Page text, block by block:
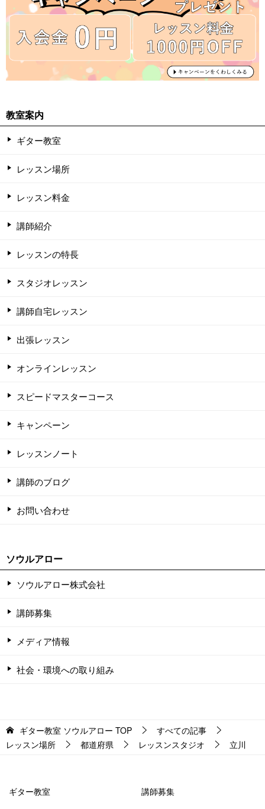
教室案内
ギター教室
レッスン場所
レッスン料金
講師紹介
レッスンの特長
スタジオレッスン
講師自宅レッスン
出張レッスン
オンラインレッスン
スピードマスターコース
キャンペーン
レッスンノート
講師のブログ
お問い合わせ
ソウルアロー
ソウルアロー株式会社
講師募集
メディア情報
社会・環境への取り組み
ギター教室 ソウルアロー TOP
すべての記事
レッスン場所
都道府県 レッスンスタジオ 立川
ギター教室 講師募集